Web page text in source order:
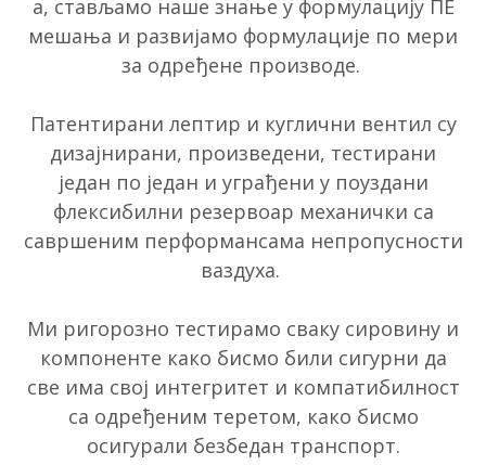
а, стављамо наше знање у формулацију ПЕ
мешања и развијамо формулације по мери
за одређене производе.
Патентирани лептир и куглични вентил су
дизајнирани, произведени, тестирани
један по један и уграђени у поуздани
флексибилни резервоар механички са
савршеним перформансама непропусности
ваздуха.
Ми ригорозно тестирамо сваку сировину и
компоненте како бисмо били сигурни да
све има свој интегритет и компатибилност
са одређеним теретом, како бисмо
осигурали безбедан транспорт.